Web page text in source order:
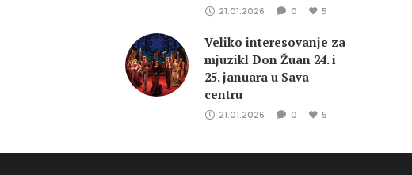
21.01.2026 0 5
Veliko interesovanje za
mjuzikl Don Žuan 24. i
25. januara u Sava
centru
21.01.2026 0 5